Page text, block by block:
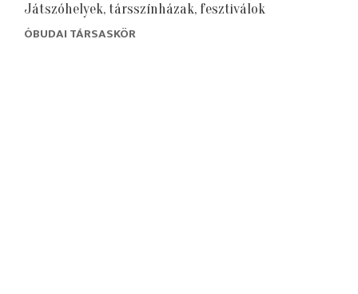
Játszóhelyek, társszínházak, fesztiválok
ÓBUDAI TÁRSASKÖR